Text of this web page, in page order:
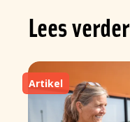
Lees verder
Artikel